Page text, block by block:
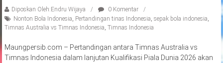
Diposkan Oleh:Endru Wijaya
0 Komentar
Nonton Bola Indonesia Pertandingan tinas Indonesia sepak bola indonesia
Timnas Australia vs Timnas Indonesia Timnas Indonesia
Maungpersib.com – Pertandingan antara Timnas Australia vs
Timnas Indonesia dalam lanjutan Kualifikasi Piala Dunia 2026 akan